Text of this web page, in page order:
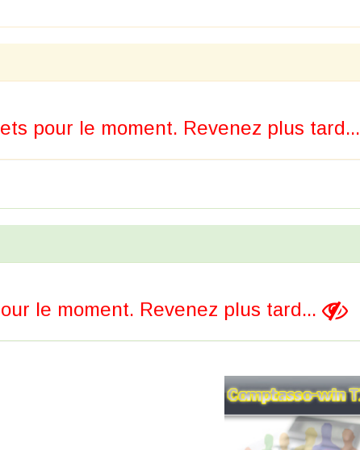
pour le moment. Revenez plus tard...
le moment. Revenez plus tard...